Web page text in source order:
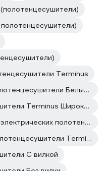
Terminus
Панельные электрические полотенцесушители Белые полотенцесушители
Электрические полотенцесушители Terminus Широкие
Горизонтальные сушилки для электрических полотенцесушителей поворотные
Бронзовые электрические полотенцесушители Terminus
С вилкой